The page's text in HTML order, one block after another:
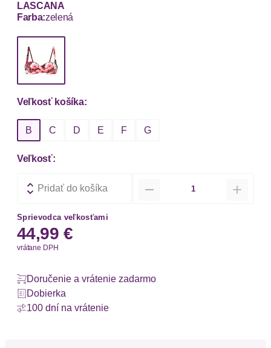
LASCANA
Farba:zelená
Veľkosť košíka:
B C D E F G
Veľkosť:
Pridať do košíka
Sprievodca veľkosťami
44,99 €
vrátane DPH
Doručenie a vrátenie zadarmo
Dobierka
100 dní na vrátenie